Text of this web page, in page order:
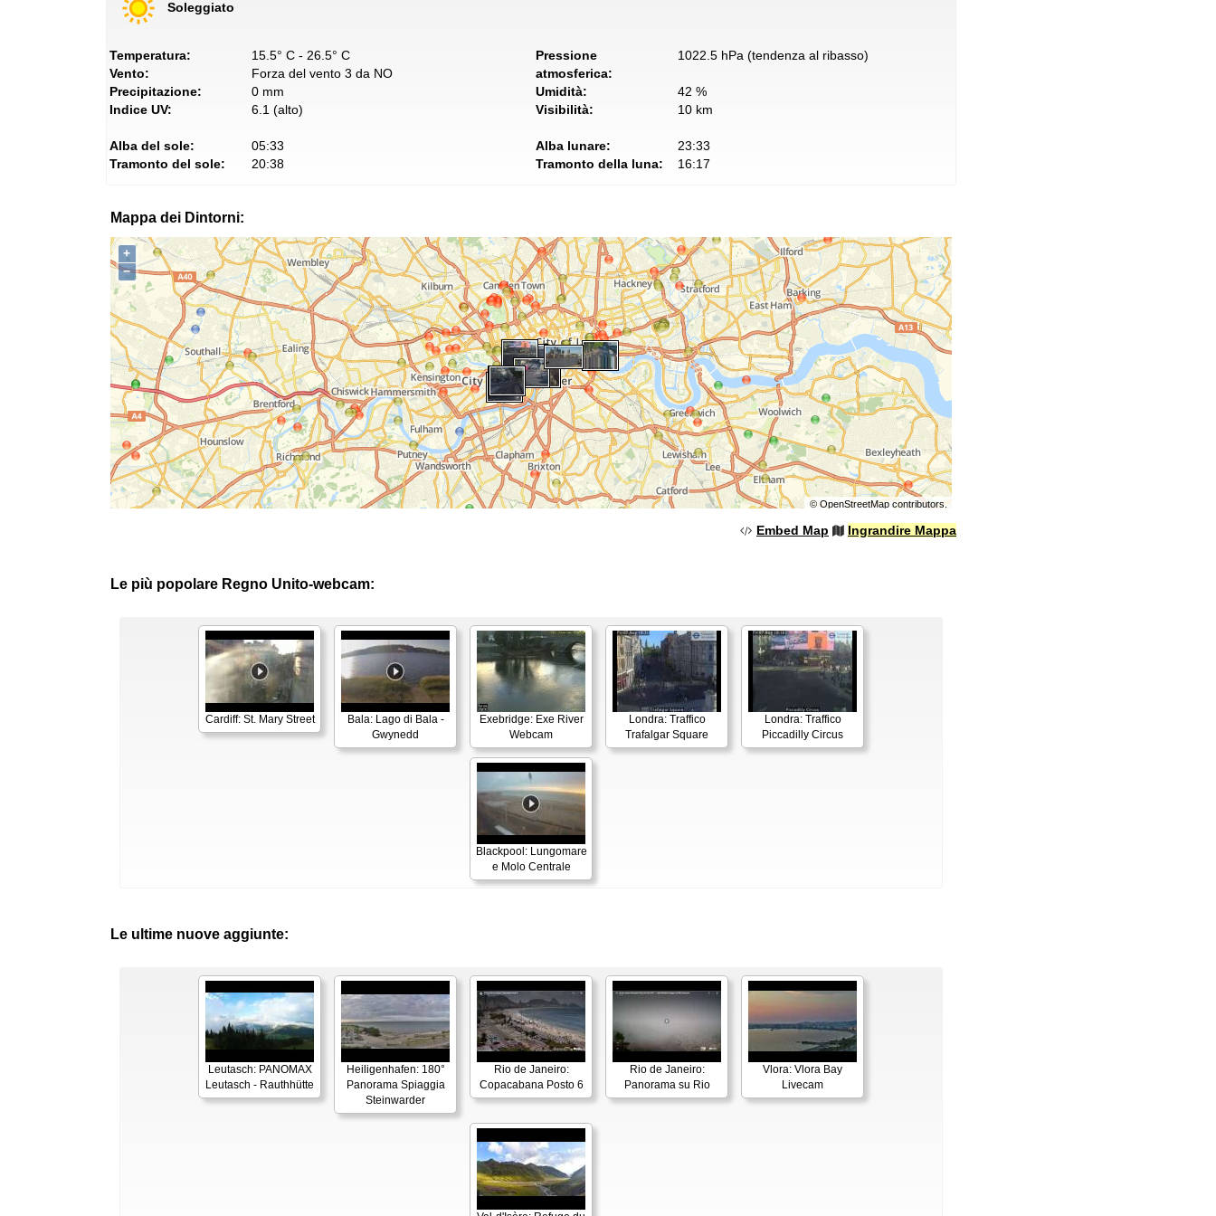
Soleggiato
Temperatura:
15.5° C - 26.5° C
Vento:
Forza del vento 3 da NO
Precipitazione:
0 mm
Indice UV:
6.1 (alto)
Pressione
atmosferica:
1022.5 hPa (tendenza al ribasso)
Umidità:
42 %
Visibilità:
10 km
Alba del sole:
05:33
Tramonto del sole:
20:38
Alba lunare:
23:33
Tramonto della luna:
16:17
Mappa dei Dintorni:
+
−
© OpenStreetMapcontributors.
Embed Map Ingrandire Mappa
Le più popolare Regno Unito-webcam:
Cardiff: St. Mary Street
Bala: Lago di Bala -
Gwynedd
Exebridge: Exe River
Webcam
Londra: Traffico
Trafalgar Square
Londra: Traffico
Piccadilly Circus
Blackpool: Lungomare
e Molo Centrale
Le ultime nuove aggiunte:
Leutasch: PANOMAX
Leutasch - Rauthhütte
Heiligenhafen: 180°
Panorama Spiaggia
Steinwarder
Rio de Janeiro:
Copacabana Posto 6
Rio de Janeiro:
Panorama su Rio
Vlora: Vlora Bay
Livecam